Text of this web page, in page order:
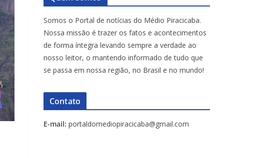
Somos o Portal de notícias do Médio Piracicaba.
Nossa missão é trazer os fatos e acontecimentos
de forma íntegra levando sempre a verdade ao
nosso leitor, o mantendo informado de tudo que
se passa em nossa região, no Brasil e no mundo!
Contato
E-mail: portaldomediopiracicaba@gmail.com